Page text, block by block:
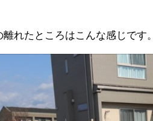
れたところはこんな感じです。